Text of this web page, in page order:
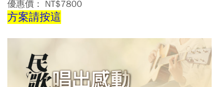
優惠價： NT$7800
方案請按這